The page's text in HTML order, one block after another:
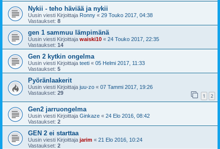
Nykii - teho häviää ja nykii
Uusin viesti Kirjoittaja Ronny « 29 Touko 2017, 04:38
Vastaukset: 8
gen 1 sammuu lämpimänä
Uusin viesti Kirjoittaja waiski10 « 24 Touko 2017, 22:35
Vastaukset: 14
Gen 2 kytkin ongelma
Uusin viesti Kirjoittaja teeti « 05 Helmi 2017, 11:33
Vastaukset: 5
Pyöränlaakerit
Uusin viesti Kirjoittaja juu-zo « 07 Tammi 2017, 19:26
Vastaukset: 29 1 2
Gen2 jarruongelma
Uusin viesti Kirjoittaja Ginkaze « 24 Elo 2016, 08:42
Vastaukset: 2
GEN 2 ei starttaa
Uusin viesti Kirjoittaja jarim « 21 Elo 2016, 10:24
Vastaukset: 2